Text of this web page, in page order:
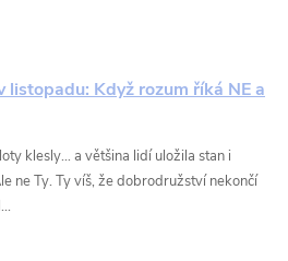
listopadu: Když rozum říká NE a
klesly… a většina lidí uložila stan i
ne Ty. Ty víš, že dobrodružství nekončí